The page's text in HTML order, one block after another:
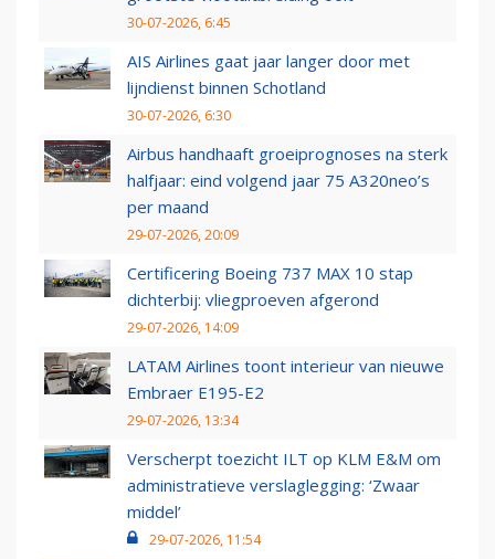
30-07-2026, 6:45
AIS Airlines gaat jaar langer door met
lijndienst binnen Schotland
30-07-2026, 6:30
Airbus handhaaft groeiprognoses na sterk
halfjaar: eind volgend jaar 75 A320neo’s
per maand
29-07-2026, 20:09
Certificering Boeing 737 MAX 10 stap
dichterbij: vliegproeven afgerond
29-07-2026, 14:09
LATAM Airlines toont interieur van nieuwe
Embraer E195-E2
29-07-2026, 13:34
Verscherpt toezicht ILT op KLM E&M om
administratieve verslaglegging: ‘Zwaar
middel’
29-07-2026, 11:54